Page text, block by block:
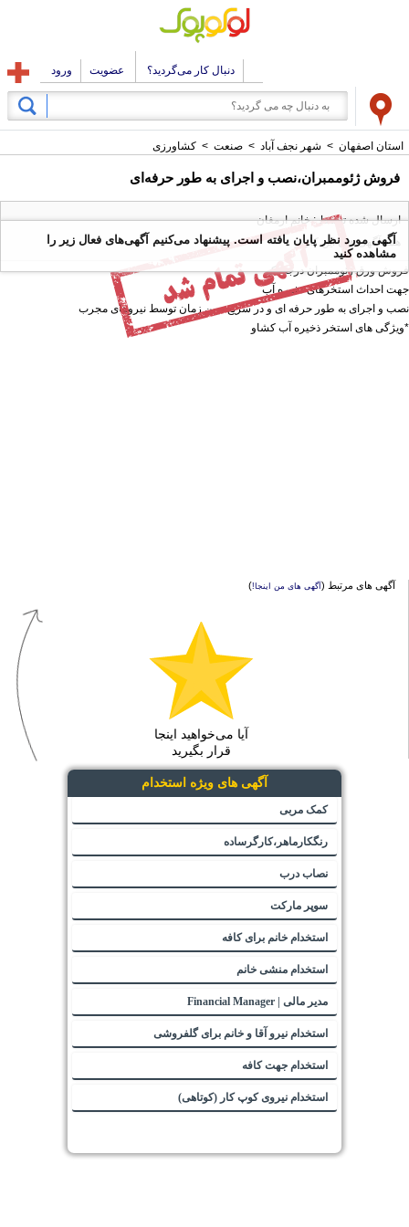
دنبال کار می‌گردید؟ عضویت ورود
استان اصفهان > شهر نجف آباد > صنعت > کشاورزی
فروش ژئوممبران،نصب و اجرای به طور حرفه‌ای
ارسال شده توسط : خانم ارمغان
همه آگهی های این کاربر
فروش ورق ژئوممبران درجه یک
جهت احداث استخرهای ذخیره آب
نصب و اجرای به طور حرفه ای و در سریع ترین زمان توسط نیروهای مجرب
*ویژگی های استخر ذخیره آب کشاو
آگهی مورد نظر پایان یافته است. پیشنهاد می‌کنیم آگهی‌های فعال زیر را
مشاهده کنید
آگهی های مرتبط (آگهی های من اینجا!)
آیا می‌خواهید اینجا
قرار بگیرید
آگهی های ویژه استخدام
کمک مربی
رنگکارماهر،کارگرساده
نصاب درب
سوپر مارکت
استخدام خانم برای کافه
استخدام منشی خانم
مدیر مالی | Financial Manager
استخدام نیرو آقا و خانم برای گلفروشی
استخدام جهت کافه
استخدام نیروی کوپ کار (کوتاهی)